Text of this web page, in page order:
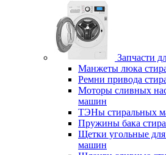
Запчасти
Манжеты люка
Ремни привода
Моторы сливных
машин
ТЭНы стиральных
Пружины бака
Щетки угольные
машин